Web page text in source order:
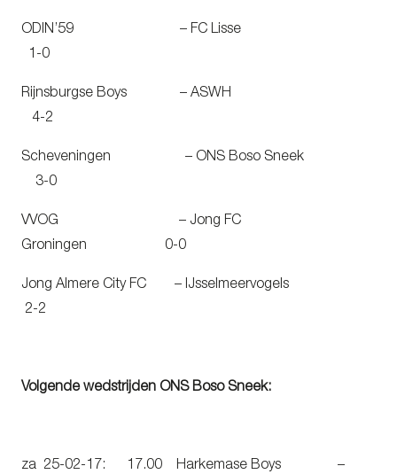
ODIN’59 – FC Lisse
1-0
Rijnsburgse Boys – ASWH
4-2
Scheveningen – ONS Boso Sneek
3-0
VVOG – Jong FC
Groningen 0-0
Jong Almere City FC – IJsselmeervogels
2-2
Volgende wedstrijden ONS Boso Sneek:
za 25-02-17: 17.00 Harkemase Boys –